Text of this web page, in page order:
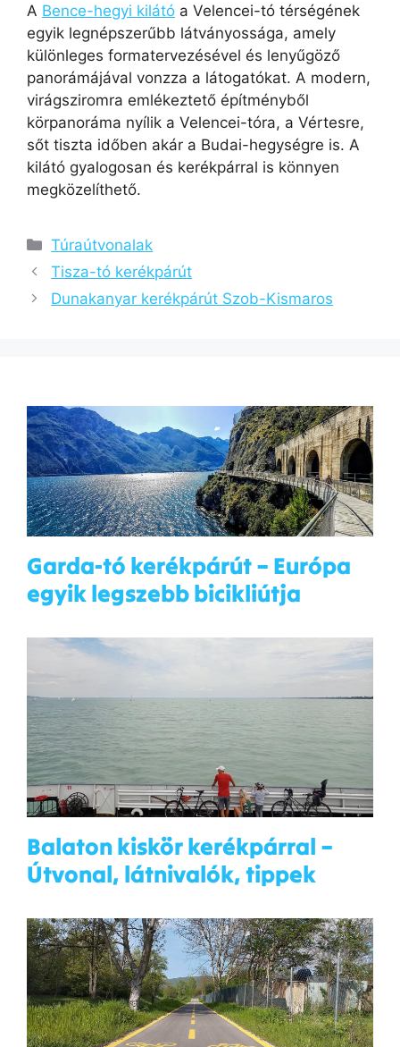
A Bence-hegyi kilátó a Velencei-tó térségének
egyik legnépszerűbb látványossága, amely
különleges formatervezésével és lenyűgöző
panorámájával vonzza a látogatókat. A modern,
virágsziromra emlékeztető építményből
körpanoráma nyílik a Velencei-tóra, a Vértesre,
sőt tiszta időben akár a Budai-hegységre is. A
kilátó gyalogosan és kerékpárral is könnyen
megközelíthető.
Kategória
Túraútvonalak
Tisza-tó kerékpárút
Dunakanyar kerékpárút Szob-Kismaros
Garda-tó kerékpárút – Európa
egyik legszebb bicikliútja
Balaton kiskör kerékpárral –
Útvonal, látnivalók, tippek